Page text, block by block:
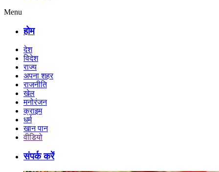
Menu
होम
देश
विदेश
राज्य
अपना शहर
राजनीति
खेल
मनोरंजन
क्राइम
धर्म
खान पान
वीडियो
संपर्क करें